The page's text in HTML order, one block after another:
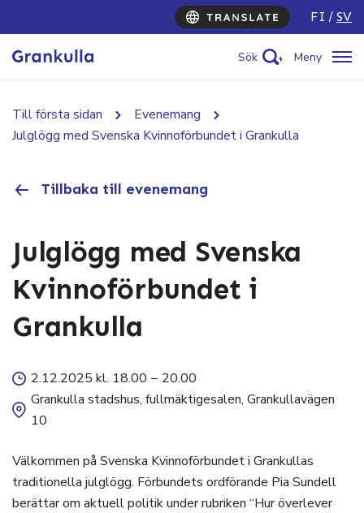
FI SV
Sök Meny
Till första sidan
Evenemang
Julglögg med Svenska Kvinnoförbundet i Grankulla
Tillbaka till evenemang
Julglögg med Svenska
Kvinnoförbundet i
Grankulla
2.12.2025 kl. 18.00 – 20.00
Grankulla stadshus, fullmäktigesalen, Grankullavägen
10
Välkommen på Svenska Kvinnoförbundet i Grankullas
traditionella julglögg. Förbundets ordförande Pia Sundell
berättar om aktuell politik under rubriken “Hur överlever